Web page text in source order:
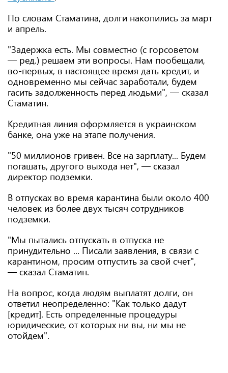
По словам Стаматина, долги накопились за март
и апрель.
"Задержка есть. Мы совместно (с горсоветом
— ред.) решаем эти вопросы. Нам пообещали,
во-первых, в настоящее время дать кредит, и
одновременно мы сейчас заработали, будем
гасить задолженность перед людьми", — сказал
Стаматин.
Кредитная линия оформляется в украинском
банке, она уже на этапе получения.
"50 миллионов гривен. Все на зарплату... Будем
погашать, другого выхода нет", — сказал
директор подземки.
В отпусках во время карантина были около 400
человек из более двух тысяч сотрудников
подземки.
"Мы пытались отпускать в отпуска не
принудительно ... Писали заявления, в связи с
карантином, просим отпустить за свой счет",
— сказал Стаматин.
На вопрос, когда людям выплатят долги, он
ответил неопределенно: "Как только дадут
[кредит]. Есть определенные процедуры
юридические, от которых ни вы, ни мы не
отойдем".